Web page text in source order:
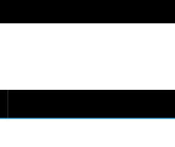
i najczęstsze pułapki do uniknięcia